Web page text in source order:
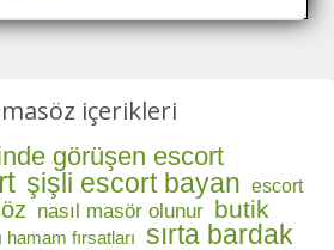
içerikleri
görüşen escort
şişli escort bayan escort
nasıl masör olunur butik
fırsatları sırta bardak